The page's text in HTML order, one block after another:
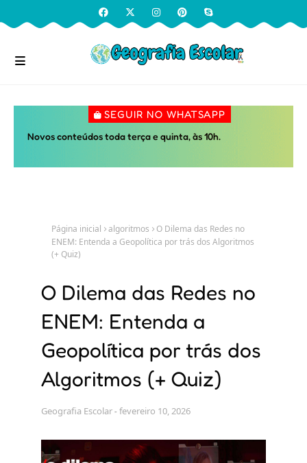
Novos conteúdos toda terça e quinta, às 10h.
SEGUIR NO WHATSAPP
Página inicial algoritmos
O Dilema das Redes no
ENEM: Entenda a Geopolítica por trás dos Algoritmos
(+ Quiz)
O Dilema das Redes no
ENEM: Entenda a
Geopolítica por trás dos
Algoritmos (+ Quiz)
Geografia Escolar fevereiro 10, 2026